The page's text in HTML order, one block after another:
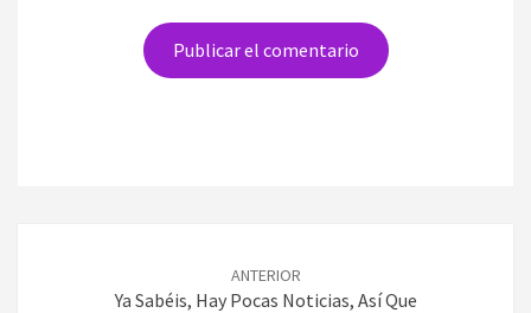
entradas
ANTERIOR
Ya Sabéis, Hay Pocas Noticias, Así Que